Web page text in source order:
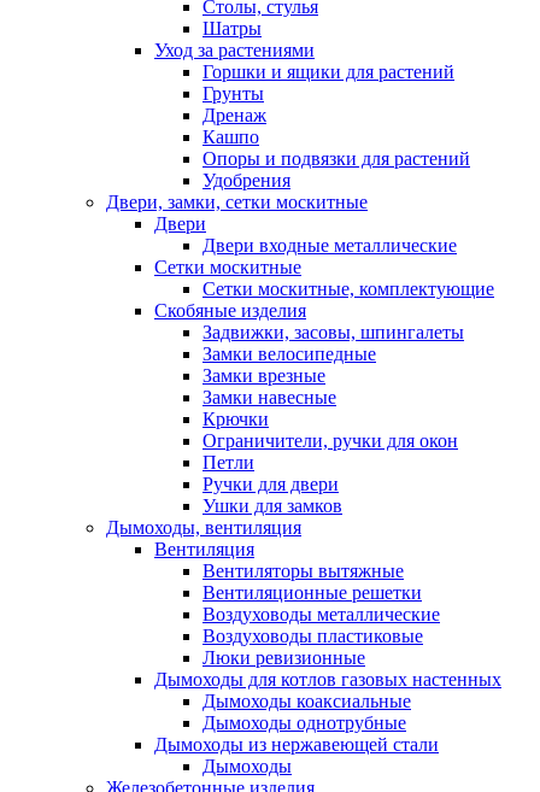
Столы, стулья
Шатры
Уход за растениями
Горшки и ящики для растений
Грунты
Дренаж
Кашпо
Опоры и подвязки для растений
Удобрения
Двери, замки, сетки москитные
Двери
Двери входные металлические
Сетки москитные
Сетки москитные, комплектующие
Скобяные изделия
Задвижки, засовы, шпингалеты
Замки велосипедные
Замки врезные
Замки навесные
Крючки
Ограничители, ручки для окон
Петли
Ручки для двери
Ушки для замков
Дымоходы, вентиляция
Вентиляция
Вентиляторы вытяжные
Вентиляционные решетки
Воздуховоды металлические
Воздуховоды пластиковые
Люки ревизионные
Дымоходы для котлов газовых настенных
Дымоходы коаксиальные
Дымоходы однотрубные
Дымоходы из нержавеющей стали
Дымоходы
Железобетонные изделия